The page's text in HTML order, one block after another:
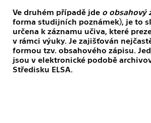
Ve druhém případě jde o obsahový
forma studijních poznámek), je to
určena k záznamu učiva, které
v rámci výuky. Je zajišťován
formou tzv. obsahového zápisu.
jsou v elektronické podobě
Středisku ELSA.